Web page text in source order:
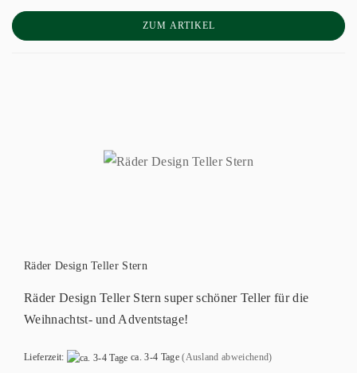
ZUM ARTIKEL
Räder Design Teller Stern
Räder Design Teller Stern super schöner Teller für die
Weihnachtst- und Adventstage!
Lieferzeit: ca. 3-4 Tage (Ausland abweichend)